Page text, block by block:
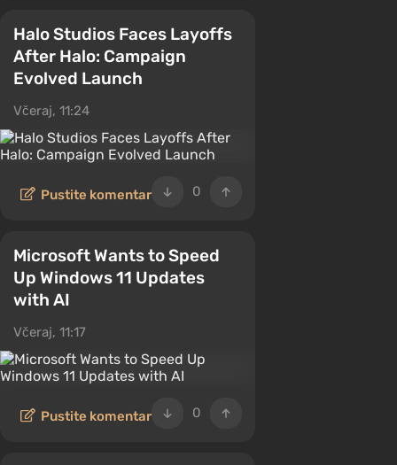
Halo Studios Faces Layoffs
After Halo: Campaign
Evolved Launch
Včeraj, 11:24
0
Pustite komentar
Microsoft Wants to Speed
Up Windows 11 Updates
with AI
Včeraj, 11:17
0
Pustite komentar